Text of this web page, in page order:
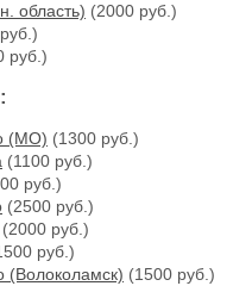
область) (2000 руб.)
руб.)
(МО) (1300 руб.)
(1100 руб.)
руб.)
(2500 руб.)
(2000 руб.)
руб.)
(Волоколамск) (1500 руб.)